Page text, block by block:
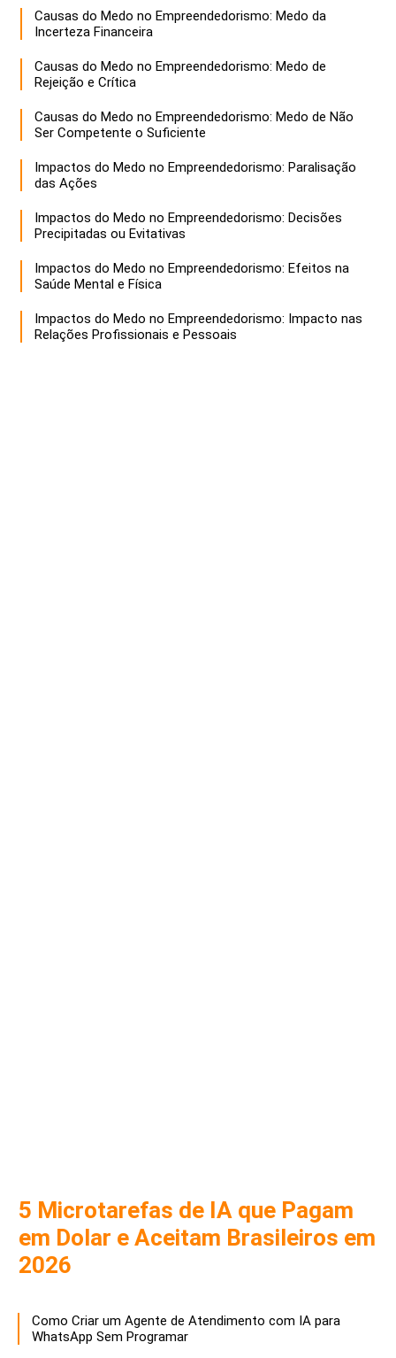
Causas do Medo no Empreendedorismo: Medo da
Incerteza Financeira
Causas do Medo no Empreendedorismo: Medo de
Rejeição e Crítica
Causas do Medo no Empreendedorismo: Medo de Não
Ser Competente o Suficiente
Impactos do Medo no Empreendedorismo: Paralisação
das Ações
Impactos do Medo no Empreendedorismo: Decisões
Precipitadas ou Evitativas
Impactos do Medo no Empreendedorismo: Efeitos na
Saúde Mental e Física
Impactos do Medo no Empreendedorismo: Impacto nas
Relações Profissionais e Pessoais
5 Microtarefas de IA que Pagam
em Dolar e Aceitam Brasileiros em
2026
Como Criar um Agente de Atendimento com IA para
WhatsApp Sem Programar